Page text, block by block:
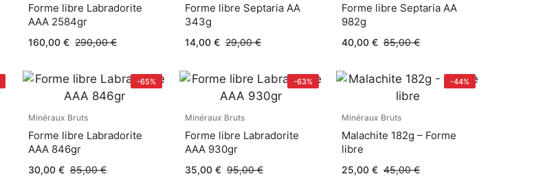
Forme libre Labradorite
AAA 2584gr
160,00 € 290,00€
Forme libre Septaria AA
343g
14,00 € 29,00€
Forme libre Septaria AA
982g
40,00 € 85,00€
-65%
Minéraux Bruts
Forme libre Labradorite
AAA 846gr
30,00 € 85,00€
-63%
Minéraux Bruts
Forme libre Labradorite
AAA 930gr
35,00 € 95,00€
-44%
Minéraux Bruts
Malachite 182g – Forme
libre
25,00 € 45,00€